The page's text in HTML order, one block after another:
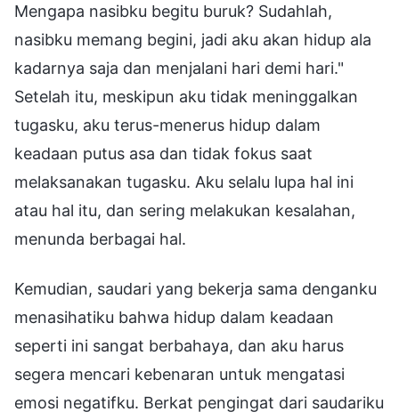
Mengapa nasibku begitu buruk? Sudahlah,
nasibku memang begini, jadi aku akan hidup ala
kadarnya saja dan menjalani hari demi hari."
Setelah itu, meskipun aku tidak meninggalkan
tugasku, aku terus-menerus hidup dalam
keadaan putus asa dan tidak fokus saat
melaksanakan tugasku. Aku selalu lupa hal ini
atau hal itu, dan sering melakukan kesalahan,
menunda berbagai hal.
Kemudian, saudari yang bekerja sama denganku
menasihatiku bahwa hidup dalam keadaan
seperti ini sangat berbahaya, dan aku harus
segera mencari kebenaran untuk mengatasi
emosi negatifku. Berkat pengingat dari saudariku